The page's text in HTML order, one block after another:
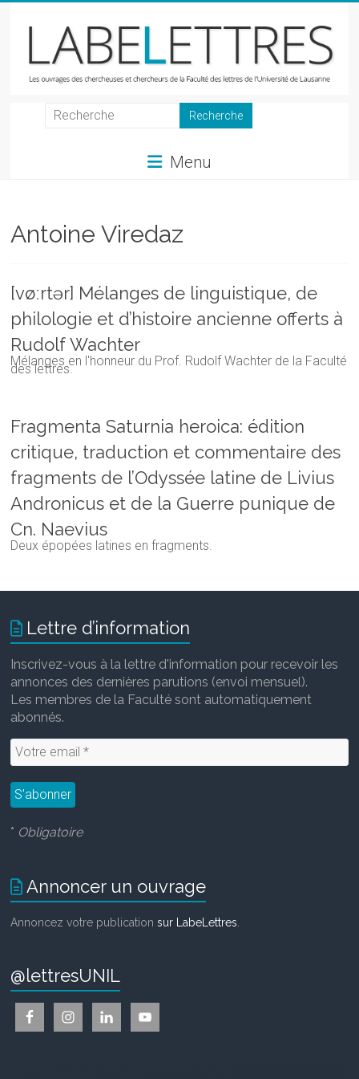
LabeLettres
et
chercheurs
Faculté
des
lettres
Menu
Antoine Viredaz
[vøːrtər] Mélanges de linguistique, de
philologie et d’histoire ancienne offerts à
Rudolf Wachter
Mélanges en l'honneur du Prof. Rudolf Wachter de la Faculté
des lettres.
Fragmenta Saturnia heroica: édition
critique, traduction et commentaire des
fragments de l’Odyssée latine de Livius
Andronicus et de la Guerre punique de
Cn. Naevius
Deux épopées latines en fragments.
Lettre d’information
Inscrivez-vous à la lettre d'information pour recevoir les
annonces des dernières parutions (envoi mensuel).
Les membres de la Faculté sont automatiquement
abonnés.
* Obligatoire
Annoncer un ouvrage
Annoncez votre publicationsur LabeLettres
@lettresUNIL